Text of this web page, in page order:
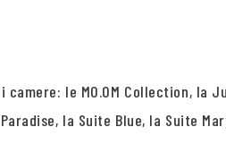
le MO.OM Collection, la
la Suite Blue, la Suite